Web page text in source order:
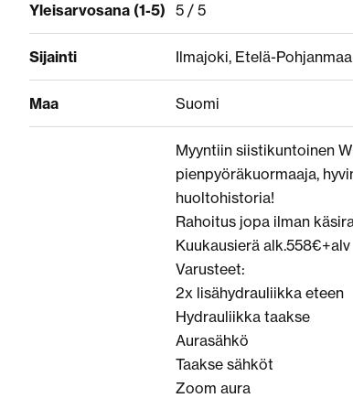
Yleisarvosana (1-5) 5 / 5
Sijainti Ilmajoki, Etelä-Pohjanmaa
Maa Suomi
Myyntiin siistikuntoinen
pienpyöräkuormaaja,
huoltohistoria!
Rahoitus jopa ilman
Kuukausierä alk.558€+alv
Varusteet:
2x lisähydrauliikka eteen
Hydrauliikka taakse
Aurasähkö
Taakse sähköt
Zoom aura